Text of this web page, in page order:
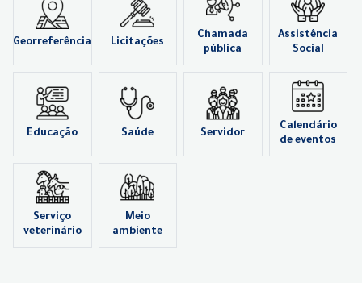
Georreferência Licitações
Chamada
pública
Assistência
Social
Educação Saúde Servidor
Calendário
de eventos
Serviço
veterinário
Meio
ambiente